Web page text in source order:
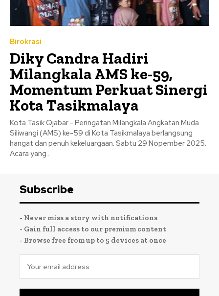
Birokrasi
Diky Candra Hadiri
Milangkala AMS ke-59,
Momentum Perkuat Sinergi
Kota Tasikmalaya
Kota Tasik Qjabar - Peringatan Milangkala Angkatan Muda
Siliwangi (AMS) ke-59 di Kota Tasikmalaya berlangsung
hangat dan penuh kekeluargaan. Sabtu 29 Nopember 2025.
Acara yang...
Subscribe
- Never miss a story with notifications
- Gain full access to our premium content
- Browse free from up to 5 devices at once